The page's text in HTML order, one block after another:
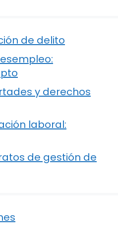
de delito
y derechos
laboral:
de gestión de